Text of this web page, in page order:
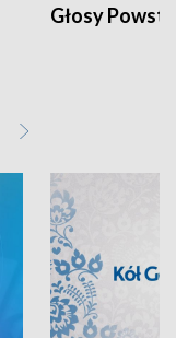
Głosy